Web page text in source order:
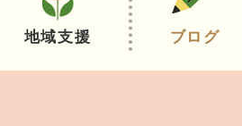
地域支援 ブログ